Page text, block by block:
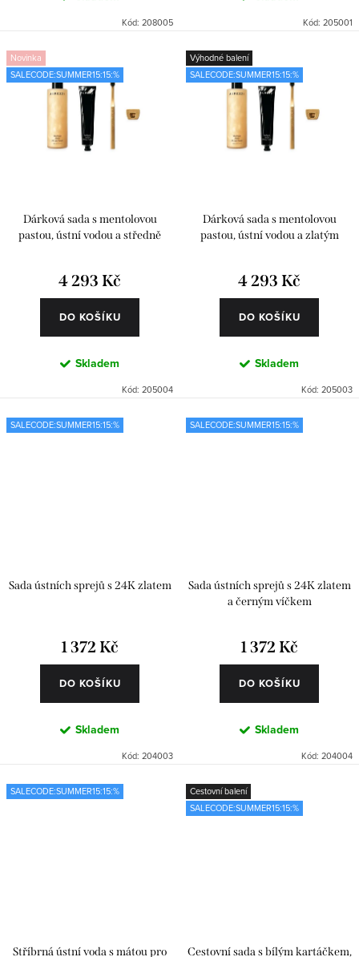
Kód: 208005 Kód: 205001
Novinka
SALECODE:SUMMER15:15:%
Dárková sada s mentolovou
pastou, ústní vodou a středně
4 293 Kč
DO KOŠÍKU
Skladem
Kód: 205004
Výhodné balení
SALECODE:SUMMER15:15:%
Dárková sada s mentolovou
pastou, ústní vodou a zlatým
4 293 Kč
DO KOŠÍKU
Skladem
Kód: 205003
SALECODE:SUMMER15:15:%
Sada ústních sprejů s 24K zlatem
1 372 Kč
DO KOŠÍKU
Skladem
Kód: 204003
SALECODE:SUMMER15:15:%
Sada ústních sprejů s 24K zlatem
a černým víčkem
1 372 Kč
DO KOŠÍKU
Skladem
Kód: 204004
SALECODE:SUMMER15:15:%
Stříbrná ústní voda s mátou pro
Cestovní balení
SALECODE:SUMMER15:15:%
Cestovní sada s bílým kartáčkem,